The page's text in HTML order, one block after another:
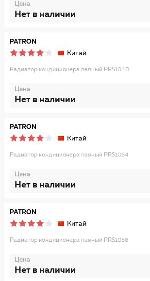
Цена
Нет в наличии
PATRON
Китай
Радиатор кондиционера паяный PRS1040
Цена
Нет в наличии
PATRON
Китай
Радиатор кондиционера паяный PRS1054
Цена
Нет в наличии
PATRON
Китай
Радиатор кондиционера паяный PRS1058
Цена
Нет в наличии